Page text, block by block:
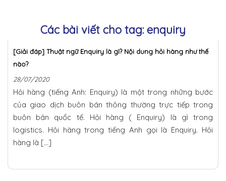
Các bài viết cho tag: enquiry
[Giải đáp] Thuật ngữ Enquiry là gì? Nội dung hỏi hàng như thế
nào?
28/07/2020
Hỏi hàng (tiếng Anh: Enquiry) là một trong những bước
của giao dịch buôn bán thông thường trực tiếp trong
buôn bán quốc tế. Hỏi hàng ( Enquiry) là gì trong
logistics. Hỏi hàng trong tiếng Anh gọi là Enquiry. Hỏi
hàng là […]